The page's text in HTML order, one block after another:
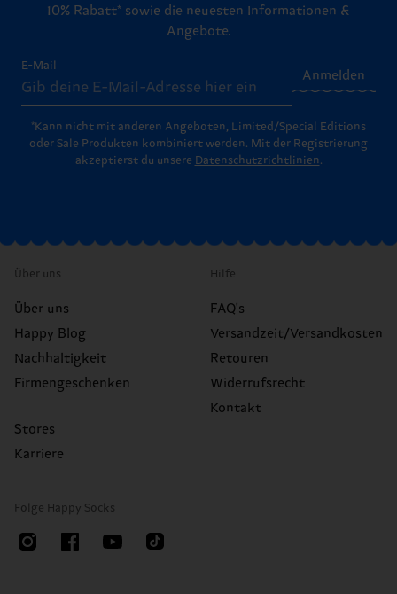
10% Rabatt* sowie die neuesten Informationen &
Angebote.
E-Mail
Anmelden
*Kann nicht mit anderen Angeboten, Limited/Special Editions
oder Sale Produkten kombiniert werden. Mit der Registrierung
akzeptierst du unsere Datenschutzrichtlinien.
Über uns
Über uns
Happy Blog
Nachhaltigkeit
Firmengeschenken
Stores
Karriere
Hilfe
FAQ's
Versandzeit/Versandkosten
Retouren
Widerrufsrecht
Kontakt
Folge Happy Socks